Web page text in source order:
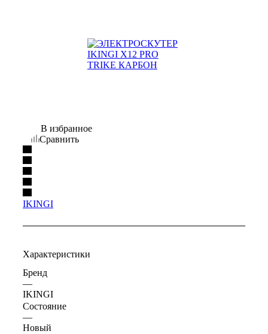
В избранное
Сравнить
IKINGI
Характеристики
Бренд
—
IKINGI
Состояние
—
Новый